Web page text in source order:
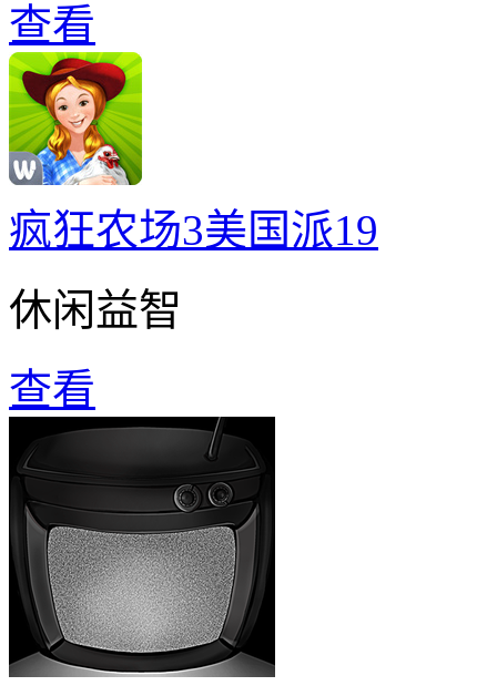
查看
疯狂农场3美国派19
休闲益智
查看